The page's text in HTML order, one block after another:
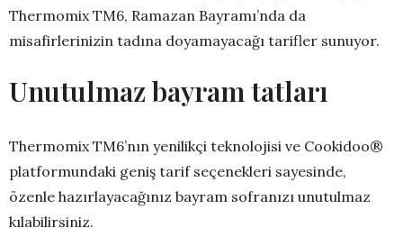
Thermomix TM6, Ramazan Bayramı’nda da
misafirlerinizin tadına doyamayacağı tarifler sunuyor.
Unutulmaz bayram tatları
Thermomix TM6’nın yenilikçi teknolojisi ve Cookidoo®
platformundaki geniş tarif seçenekleri sayesinde,
özenle hazırlayacağınız bayram sofranızı unutulmaz
kılabilirsiniz.